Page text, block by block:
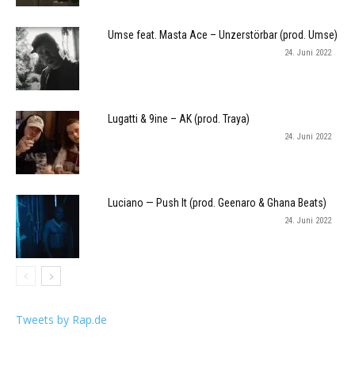
Umse feat. Masta Ace – Unzerstörbar (prod. Umse)
24. Juni 2022
Lugatti & 9ine – AK (prod. Traya)
24. Juni 2022
Luciano — Push It (prod. Geenaro & Ghana Beats)
24. Juni 2022
Tweets by Rap.de